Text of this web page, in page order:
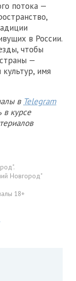
потока —
в России.
чтобы
—
культур, имя
в Telegram
в курсе
Новгород"
18+